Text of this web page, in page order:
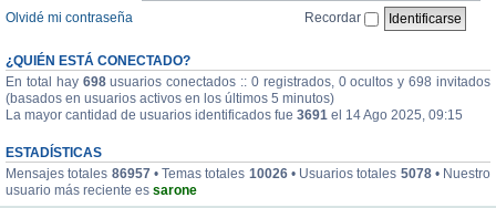
Olvidé mi contraseña
Recordar
¿QUIÉN ESTÁ CONECTADO?
En total hay 698usuarios conectados :: 0 registrados, 0 ocultos y 698 invitados
(basados en usuarios activos en los últimos 5 minutos)
La mayor cantidad de usuarios identificados fue 3691 el 14 Ago 2025, 09:15
ESTADÍSTICAS
Mensajes totales 86957• Temas totales 10026• Usuarios totales 5078• Nuestro
usuario más reciente es sarone